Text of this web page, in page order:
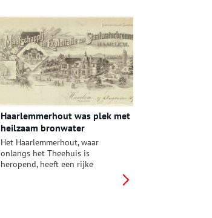
Haarlemmerhout was plek met
heilzaam bronwater
Het Haarlemmerhout, waar
onlangs het Theehuis is
heropend, heeft een rijke